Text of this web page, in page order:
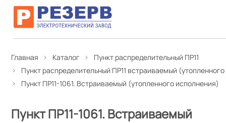
Главная Каталог
Пункт распределительный ПР11
Пункт распределительный ПР11 встраиваемый
Пункт ПР11-1061. Встраиваемый (утопленного исполнения)
Пункт ПР11-1061. Встраиваемый